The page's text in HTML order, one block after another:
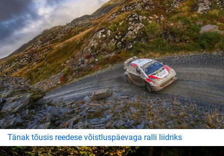
Tänak tõusis reedese võistluspäevaga ralli liidriks